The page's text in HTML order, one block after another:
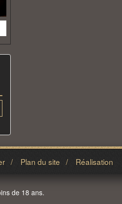
/ Plan du site / Réalisation
de 18 ans.